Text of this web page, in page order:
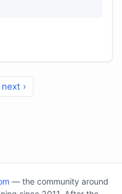
next ›
— the community around